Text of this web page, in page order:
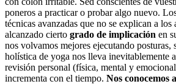
poneros a practicar o probar algo nuevo.
técnicas avanzadas que no se explican a los
alcanzado cierto grado de implicación en
nos volvamos mejores ejecutando posturas,
holística de yoga nos lleva inevitablemente
revisión personal (física, mental y
incrementa con el tiempo. Nos conocemos